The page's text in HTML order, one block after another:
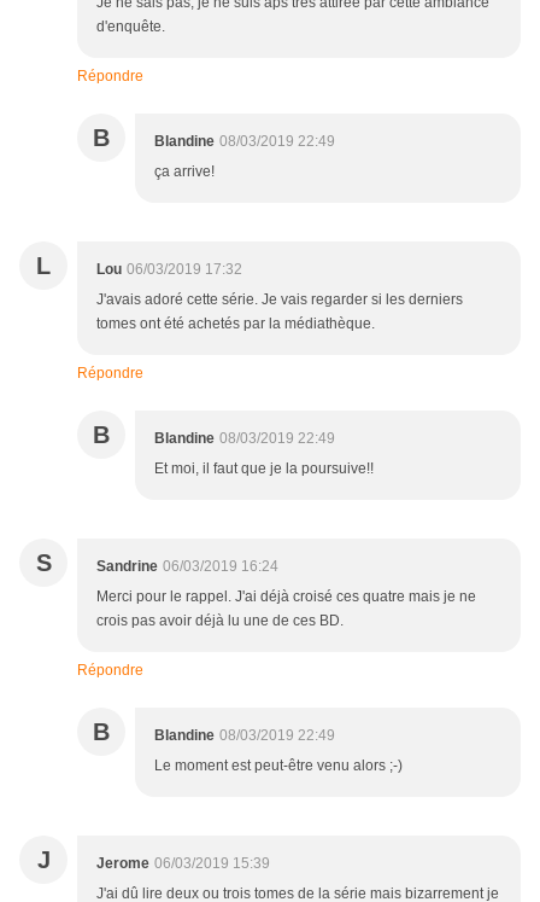
d'enquête.
Répondre
B Blandine 08/03/2019 22:49
ça arrive!
L Lou 06/03/2019 17:32
J'avais adoré cette série. Je vais regarder si les derniers
tomes ont été achetés par la médiathèque.
Répondre
B Blandine 08/03/2019 22:49
Et moi, il faut que je la poursuive!!
S Sandrine 06/03/2019 16:24
Merci pour le rappel. J'ai déjà croisé ces quatre mais je ne
crois pas avoir déjà lu une de ces BD.
Répondre
B Blandine 08/03/2019 22:49
Le moment est peut-être venu alors ;-)
J Jerome 06/03/2019 15:39
J'ai dû lire deux ou trois tomes de la série mais bizarrement je